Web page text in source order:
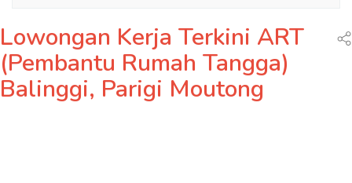
Lowongan Kerja Terkini ART
(Pembantu Rumah Tangga)
Balinggi, Parigi Moutong